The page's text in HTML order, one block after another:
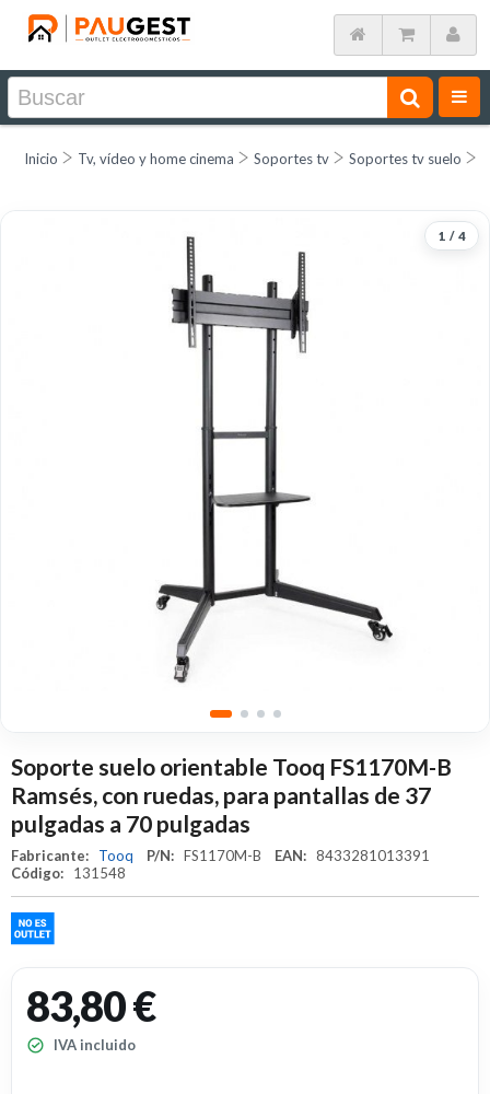
Inicio Tv, vídeo y home cinema Soportes tv Soportes tv suelo
1 / 4
Soporte suelo orientable Tooq FS1170M-B
Ramsés, con ruedas, para pantallas de 37
pulgadas a 70 pulgadas
Fabricante: Tooq P/N: FS1170M-B EAN: 8433281013391
Código:
131548
83,80 €
IVA incluido